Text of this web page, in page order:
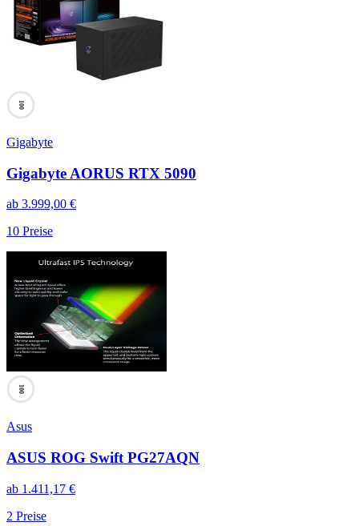
100
Gigabyte
Gigabyte AORUS RTX 5090
ab 3.999,00 €
10 Preise
100
Asus
ASUS ROG Swift PG27AQN
ab 1.411,17 €
2 Preise